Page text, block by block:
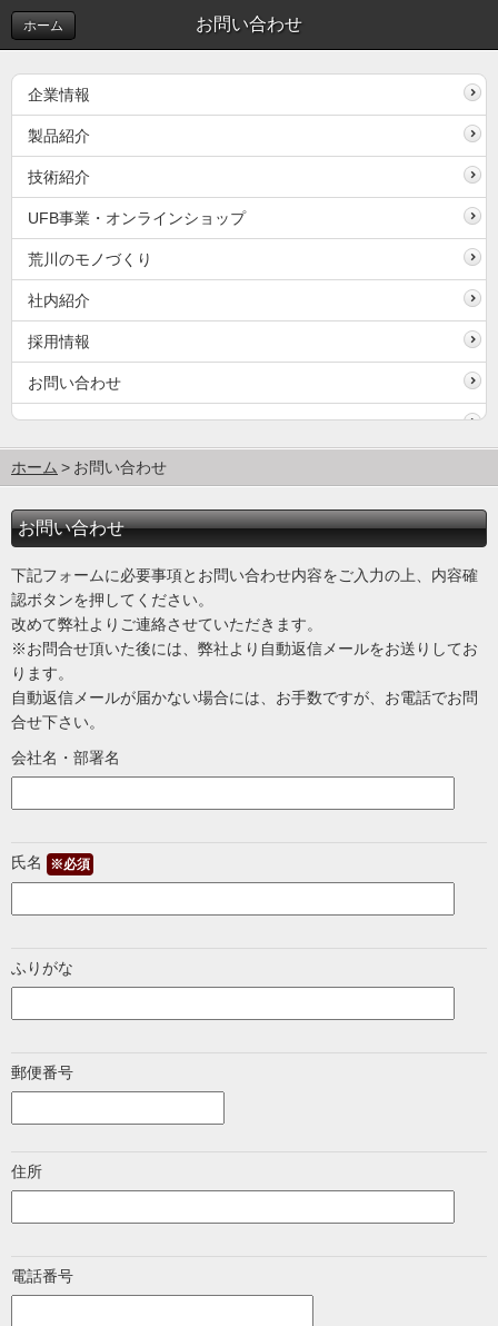
お問い合わせ
ホーム
企業情報
製品紹介
技術紹介
UFB事業・オンラインショップ
荒川のモノづくり
社内紹介
採用情報
お問い合わせ
ホーム お問い合わせ
お問い合わせ
下記フォームに必要事項とお問い合わせ内容をご入力の上、内容確
認ボタンを押してください。
改めて弊社よりご連絡させていただきます。
※お問合せ頂いた後には、弊社より自動返信メールをお送りしてお
ります。
自動返信メールが届かない場合には、お手数ですが、お電話でお問
合せ下さい。
会社名・部署名
氏名 ※必須
ふりがな
郵便番号
住所
電話番号